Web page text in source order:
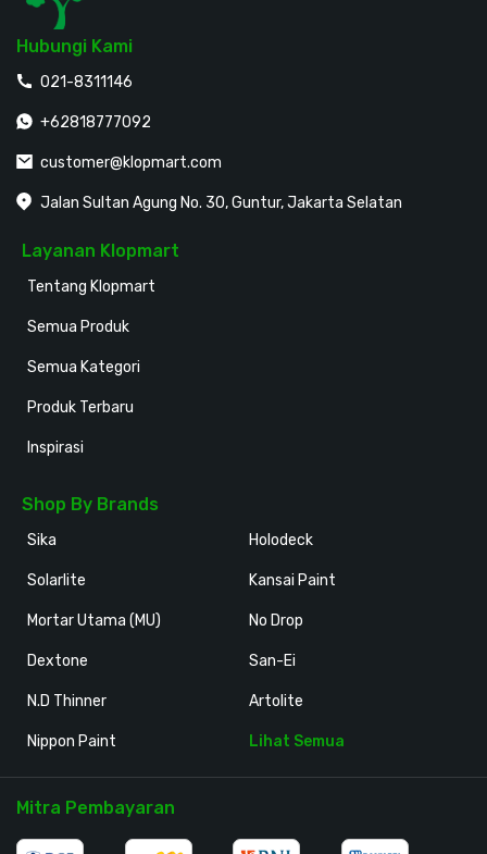
Hubungi Kami
021-8311146
+62818777092
customer@klopmart.com
Jalan Sultan Agung No. 30, Guntur, Jakarta Selatan
Layanan Klopmart
Tentang Klopmart
Semua Produk
Semua Kategori
Produk Terbaru
Inspirasi
Shop By Brands
Sika
Solarlite
Mortar Utama (MU)
Dextone
N.D Thinner
Nippon Paint
Holodeck
Kansai Paint
No Drop
San-Ei
Artolite
Lihat Semua
Mitra Pembayaran